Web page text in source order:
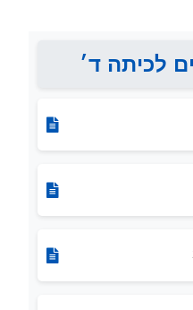
לכיתה ד׳